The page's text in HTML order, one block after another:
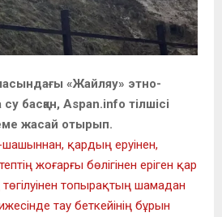
«Жайляу» этно-
басқан, Aspan.info тілшісі
жасай отырып.
шашыннан, қардың еруінен,
жоғарғы бөлігінен еріген қар
топырақтың шамадан
тау беткейінің бұрын